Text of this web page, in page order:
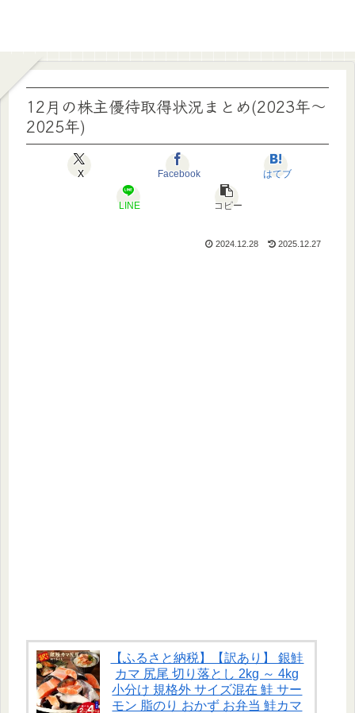
12月の株主優待取得状況まとめ(2023年～
2025年)
X Facebook はてブ
LINE コピー
2024.12.28 2025.12.27
【ふるさと納税】【訳あり】 銀鮭
カマ 尻尾 切り落とし 2kg ～ 4kg
小分け 規格外 サイズ混在 鮭 サー
モン 脂のり おかず お弁当 鮭カマ